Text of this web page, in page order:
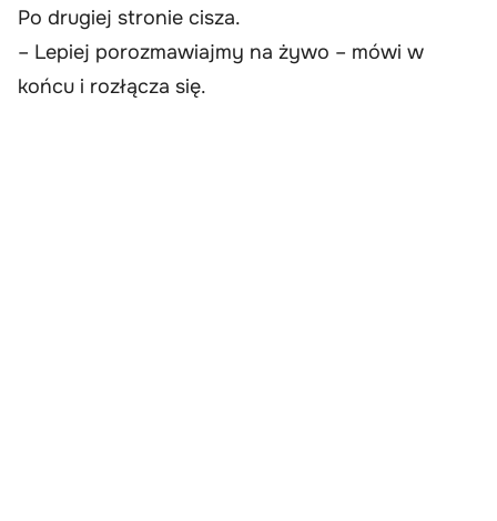
Po drugiej stronie cisza.
– Lepiej porozmawiajmy na żywo – mówi w
końcu i rozłącza się.